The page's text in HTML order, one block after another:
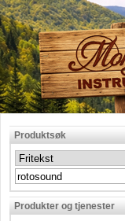
Produktsøk
Produkter og tjenester